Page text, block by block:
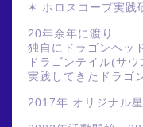
✶ ホロスコープ実践
20年余年に渡り
独自にドラゴンヘッ
ドラゴンテイル(サウ
実践してきたドラゴ
2017年 オリジナル